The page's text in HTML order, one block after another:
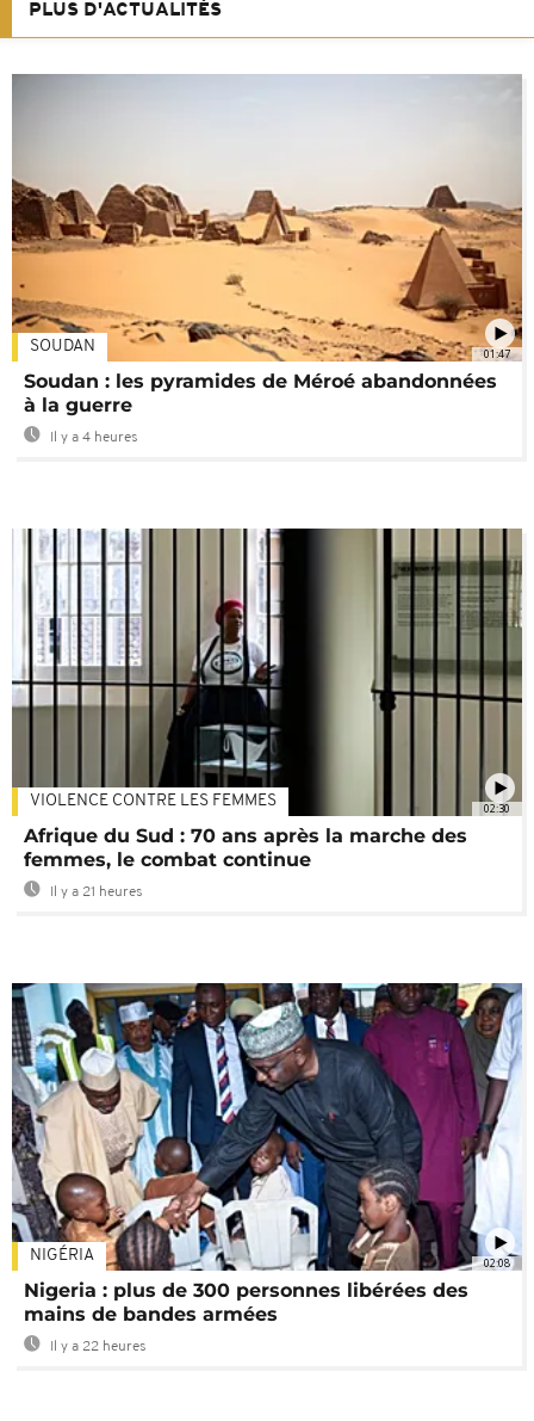
PLUS D'ACTUALITÉS
01:47
SOUDAN
Soudan : les pyramides de Méroé abandonnées
à la guerre
Il y a 4 heures
02:30
VIOLENCE CONTRE LES FEMMES
Afrique du Sud : 70 ans après la marche des
femmes, le combat continue
Il y a 21 heures
02:08
NIGÉRIA
Nigeria : plus de 300 personnes libérées des
mains de bandes armées
Il y a 22 heures